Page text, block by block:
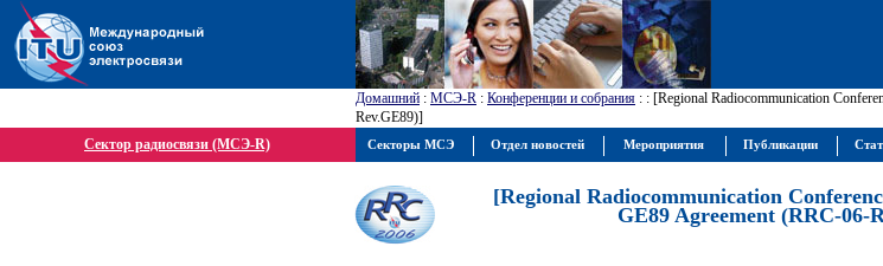
Домашний : МСЭ-R : Конференции и собрания : : [Regional Radiocommunication
Rev.GE89)]
Сектор радиосвязи (МСЭ-R)
[Regional Radiocommunication
GE89 Agreement (RRC-06-
Секторы МСЭ Отдел новостей Мероприятия Публикации